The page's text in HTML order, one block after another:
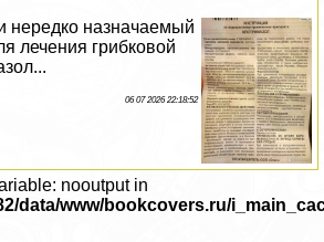
назначаемый
лечения грибковой
06 07 2026 22:18:52
nooutput in
data/www/bookcovers.ru/